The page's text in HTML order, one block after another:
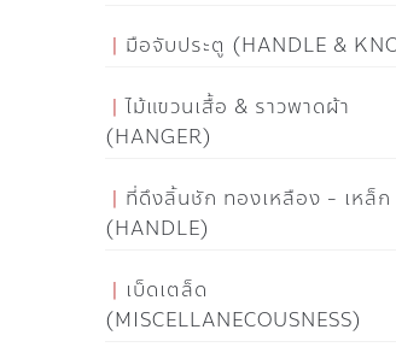
มือจับประตู (HANDLE &
ไม้แขวนเสื้อ & ราวพาดผ้า
(HANGER)
ที่ดึงลิ้นชัก ทองเหลือง - เหล็ก
(HANDLE)
เบ็ดเตล็ด
(MISCELLANECOUSNESS)